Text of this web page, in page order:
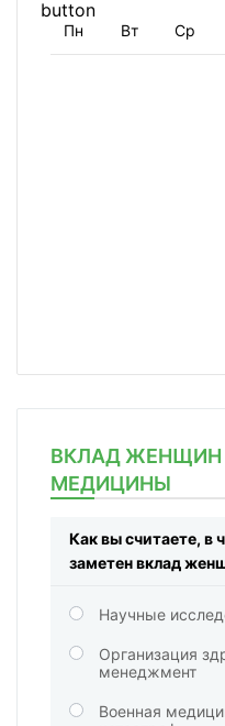
Пн Вт Ср
ВКЛАД ЖЕНЩИН
МЕДИЦИНЫ
Как вы считаете, в
заметен вклад
Научные
Организация
менеджмент
Военная